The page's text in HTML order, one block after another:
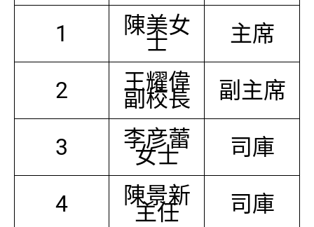
1
陳美女
士 主席
2 王耀偉
副校長 副主席
3 李彦蕾
女士 司庫
4 陳景新
主任 司庫